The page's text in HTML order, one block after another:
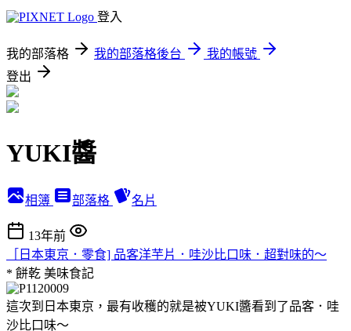
登入
我的部落格 我的部落格後台
我的帳號
登出
YUKI醬
相簿 部落格 名片
13年前
［日本東京．零食] 品客洋芋片．哇沙比口味．超對味的～
* 餅乾 美味食記
這次到日本東京，最有收穫的就是被YUKI醬看到了品客．哇
沙比口味～